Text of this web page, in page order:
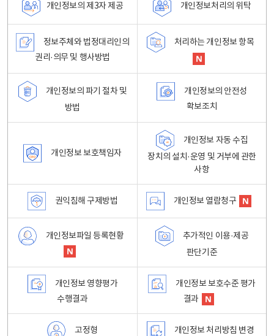
개인정보의 제3자 제공 개인정보처리의 위탁
정보주체와 법정대리인의
권리·의무 및 행사방법
처리하는 개인정보 항목
개인정보의 파기 절차 및
방법
개인정보의 안전성
확보조치
개인정보 보호책임자
개인정보 자동 수집
장치의 설치·운영 및 거부에 관한
사항
권익침해 구제방법 개인정보 열람청구
개인정보파일 등록현황
추가적인 이용·제공
판단기준
개인정보 영향평가
수행결과
개인정보 보호수준 평가
결과
고정형
개인정보 처리방침 변경